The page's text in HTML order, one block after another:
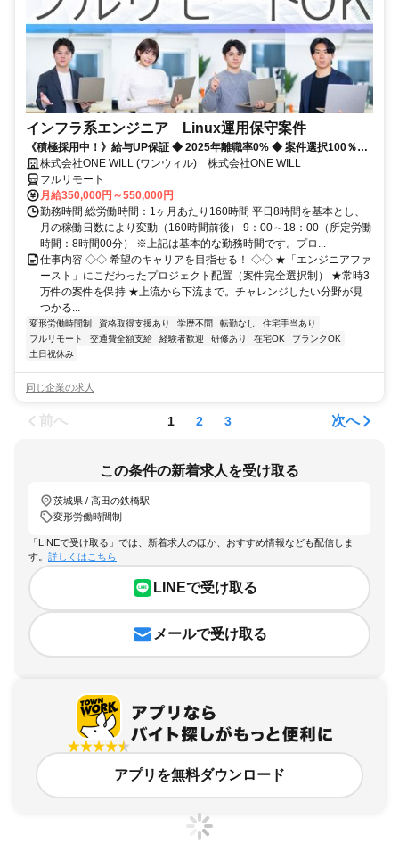
インフラ系エンジニア Linux運用保守案件
《積極採用中！》給与UP保証 ◆ 2025年離職率0% ◆ 案件選択100％！
◆ 平均残業7時間！
株式会社ONE WILL (ワンウィル) 株式会社ONE WILL
フルリモート
月給350,000円～550,000円
勤務時間 総労働時間：1ヶ月あたり160時間 平日8時間を基本とし、
月の稼働日数により変動（160時間前後） 9：00～18：00（所定労働
時間：8時間00分） ※上記は基本的な勤務時間です。プロ...
仕事内容 ◇◇ 希望のキャリアを目指せる！ ◇◇ ★「エンジニアファ
ースト」にこだわったプロジェクト配置（案件完全選択制） ★常時3
万件の案件を保持 ★上流から下流まで。チャレンジしたい分野が見
つかる...
変形労働時間制 資格取得支援あり 学歴不問 転勤なし
住宅手当あり
フルリモート
交通費全額支給 経験者歓迎 研修あり 在宅OK
ブランクOK
土日祝休み
同じ企業の求人
前へ 1 2 3 次へ
この条件の新着求人を受け取る
茨城県 / 高田の鉄橋駅
変形労働時間制
「LINEで受け取る」では、新着求人のほか、おすすめ情報なども配信しま
す。 詳しくはこちら
LINEで受け取る
メールで受け取る
アプリを無料ダウンロード